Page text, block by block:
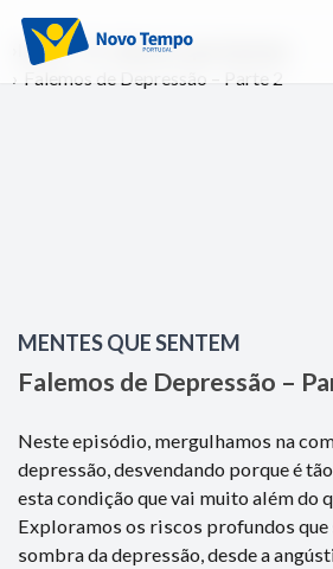
Início TV
Mentes que Sentem
Falemos de Depressão – Parte 2
MENTES QUE SENTEM
Falemos de Depressão –
Neste episódio, mergulhamos na
depressão, desvendando porque é
esta condição que vai muito além do
Exploramos os riscos profundos que
sombra da depressão, desde a